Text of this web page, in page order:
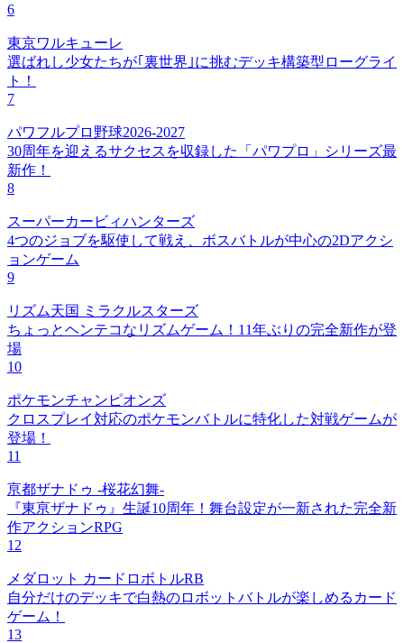
6
東京ワルキューレ
選ばれし少女たちが｢裏世界｣に挑むデッキ構築型ローグライ
ト！
7
パワフルプロ野球2026-2027
30周年を迎えるサクセスを収録した「パワプロ」シリーズ最
新作！
8
スーパーカービィハンターズ
4つのジョブを駆使して戦え、ボスバトルが中心の2Dアクシ
ョンゲーム
9
リズム天国 ミラクルスターズ
ちょっとヘンテコなリズムゲーム！11年ぶりの完全新作が登
場
10
ポケモンチャンピオンズ
クロスプレイ対応のポケモンバトルに特化した対戦ゲームが
登場！
11
亰都ザナドゥ -桜花幻舞-
『東亰ザナドゥ』生誕10周年！舞台設定が一新された完全新
作アクションRPG
12
メダロット カードロボトルRB
自分だけのデッキで白熱のロボットバトルが楽しめるカード
ゲーム！
13